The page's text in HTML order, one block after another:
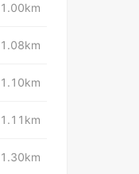
1.00km
1.08km
1.10km
1.11km
1.30km